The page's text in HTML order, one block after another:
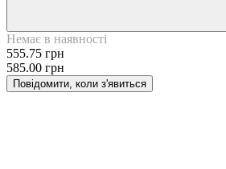
Немає в наявності
555.75 грн
585.00 грн
Повідомити, коли з'явиться